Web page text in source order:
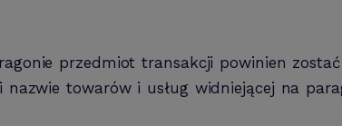
przedmiot transakcji powinien
towarów i usług widniejącej na